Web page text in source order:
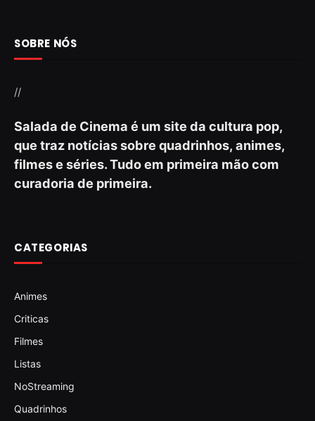
SOBRE NÓS
//
Salada de Cinema é um site da cultura pop,
que traz notícias sobre quadrinhos, animes,
filmes e séries. Tudo em primeira mão com
curadoria de primeira.
CATEGORIAS
Animes
Criticas
Filmes
Listas
NoStreaming
Quadrinhos